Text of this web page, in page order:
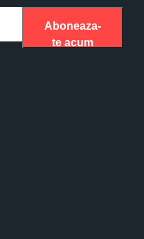
Aboneaza-
te acum